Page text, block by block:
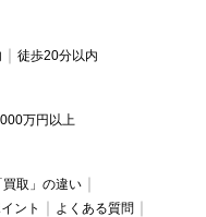
徒歩20分以内
万円以上
買取」の違い
ント
よくある質問